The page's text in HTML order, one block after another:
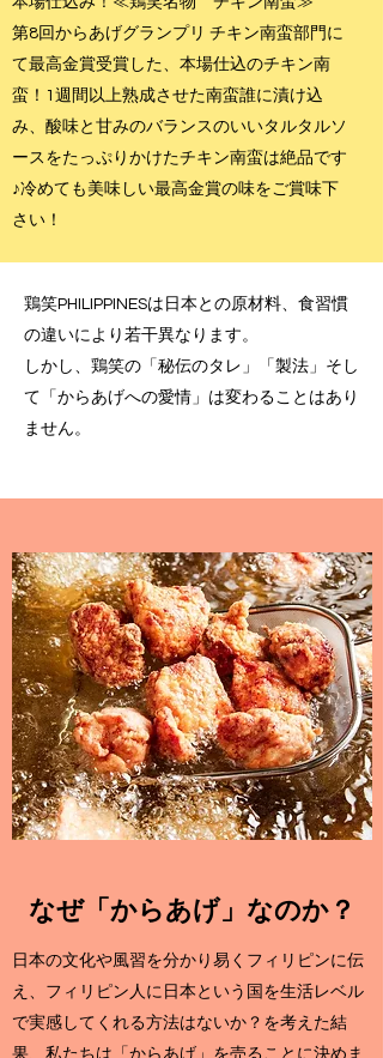
第8回からあげグランプリ チキン南蛮部門に
て最高金賞受賞した、本場仕込のチキン南
蛮！1週間以上熟成させた南蛮誰に漬け込
み、酸味と甘みのバランスのいいタルタルソ
ースをたっぷりかけたチキン南蛮は絶品です
♪冷めても美味しい最高金賞の味をご賞味下
さい！
鶏笑PHILIPPINESは日本との原材料、食習慣
の違いにより若干異なります。
しかし、鶏笑の「秘伝のタレ」「製法」そし
て「からあげへの愛情」は変わることはあり
ません。
なぜ「からあげ」なのか？
日本の文化や風習を分かり易くフィリピンに伝
え、フィリピン人に日本という国を生活レベル
で実感してくれる方法はないか？を考えた結
果、私たちは「からあげ」を売ることに決めま